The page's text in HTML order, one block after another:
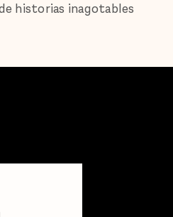
historias inagotables